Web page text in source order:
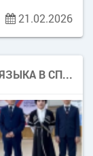
язык,
народа.
числа
Но это
и
21.02.2026
МЕЖДУНАРОДНЫЙ ДЕНЬ РОДНОГО ЯЗЫКА В СП «НАЧАЛЬНАЯ ШКОЛА»